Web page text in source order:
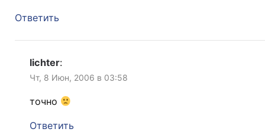
Ответить
lichter:
Чт, 8 Июн, 2006 в 03:58
точно
Ответить